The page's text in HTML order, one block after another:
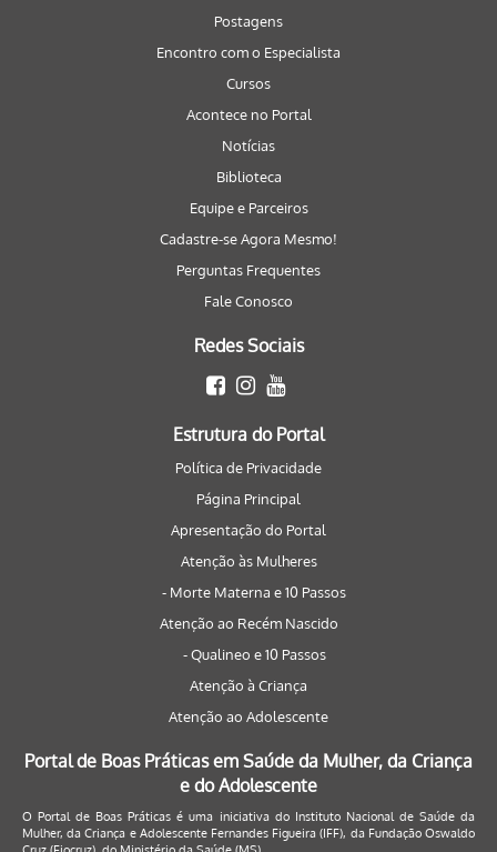
Postagens
Encontro com o Especialista
Cursos
Acontece no Portal
Notícias
Biblioteca
Equipe e Parceiros
Cadastre-se Agora Mesmo!
Perguntas Frequentes
Fale Conosco
Redes Sociais
Estrutura do Portal
Política de Privacidade
Página Principal
Apresentação do Portal
Atenção às Mulheres
- Morte Materna e 10 Passos
Atenção ao Recém Nascido
- Qualineo e 10 Passos
Atenção à Criança
Atenção ao Adolescente
Portal de Boas Práticas em Saúde da Mulher, da Criança
e do Adolescente
O Portal de Boas Práticas é uma iniciativa do Instituto Nacional de Saúde da
Mulher, da Criança e Adolescente Fernandes Figueira (IFF), da Fundação Oswaldo